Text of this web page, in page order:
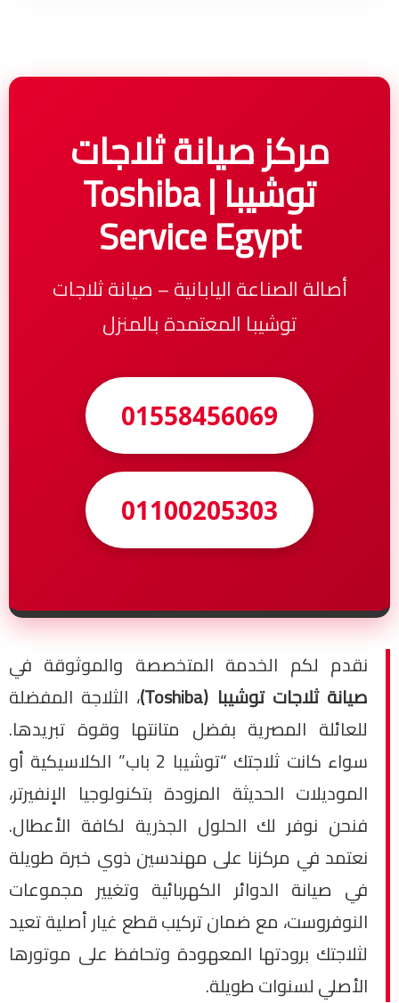
مركز صيانة ثلاجات
توشيبا | Toshiba
Service Egypt
أصالة الصناعة اليابانية – صيانة ثلاجات
توشيبا المعتمدة بالمنزل
01558456069
01100205303
نقدم لكم الخدمة المتخصصة والموثوقة في
صيانة ثلاجات توشيبا (Toshiba)
، الثلاجة المفضلة
للعائلة المصرية بفضل متانتها وقوة تبريدها.
سواء كانت ثلاجتك “توشيبا 2 باب” الكلاسيكية أو
الموديلات الحديثة المزودة بتكنولوجيا الإنفيرتر،
فنحن نوفر لك الحلول الجذرية لكافة الأعطال.
نعتمد في مركزنا على مهندسين ذوي خبرة طويلة
في صيانة الدوائر الكهربائية وتغيير مجموعات
النوفروست، مع ضمان تركيب قطع غيار أصلية تعيد
لثلاجتك برودتها المعهودة وتحافظ على موتورها
الأصلي لسنوات طويلة.